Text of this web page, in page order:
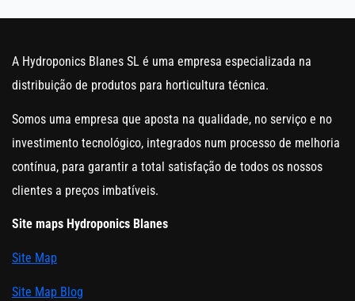
A Hydroponics Blanes SL é uma empresa especializada na
distribuição de produtos para horticultura técnica.
Somos uma empresa que aposta na qualidade, no serviço e no
investimento tecnológico, integrados num processo de melhoria
contínua, para garantir a total satisfação de todos os nossos
clientes a preços imbatíveis.
Site maps Hydroponics Blanes
Site Map
Site Map Blog